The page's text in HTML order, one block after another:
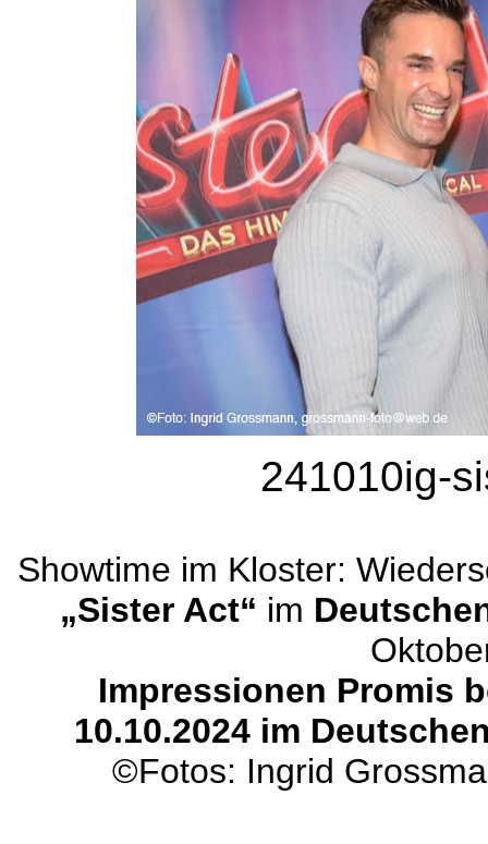
241010ig-
Showtime im Kloster:
„Sister Act“ im
Impressionen Promis
10.10.2024 im
©Fotos: Ingrid